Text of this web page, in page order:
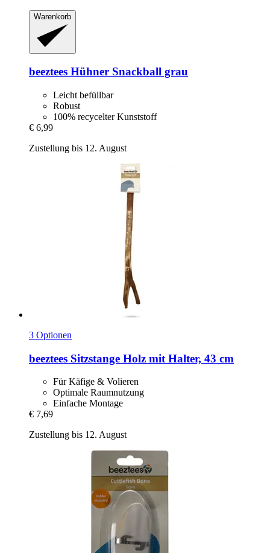
Warenkorb
beeztees Hühner Snackball grau
Leicht befüllbar
Robust
100% recycelter Kunststoff
€ 6,99
Zustellung bis 12. August
3 Optionen
beeztees Sitzstange Holz mit Halter, 43 cm
Für Käfige & Volieren
Optimale Raumnutzung
Einfache Montage
€ 7,69
Zustellung bis 12. August